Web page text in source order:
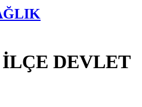
DEVLET